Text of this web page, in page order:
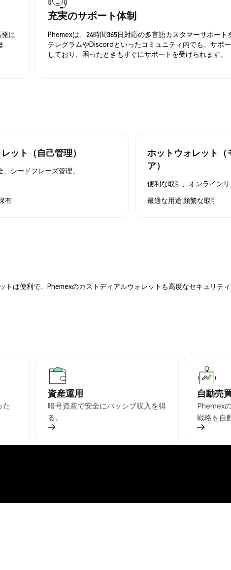
に
充実のサポート体制
Phemexは、24時間365日対応の多言語カスタマーサポート
テレグラムやDiscordといったコミュニティ内でも、サポ
しており、困ったときもすぐにサポートを受けられます。
ット（自己管理）
シードフレーズ管理。
有
ホットウォレット
ア）
便利な取引、オンラインリ
最適な用途 頻繁な取引
は便利で、Phemexのカストディアルウォレットも高度なセキュリティ
た
資産運用
暗号資産で安全にパッシブ収入を得
る。
自動売
Phemex
戦略を自